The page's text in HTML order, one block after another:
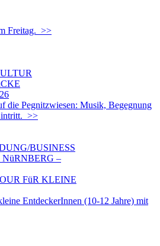
Freitag. >>
die Pegnitzwiesen: Musik, Begegnung
>>
BUSINESS
–
FüR KLEINE
EntdeckerInnen (10-12 Jahre) mit